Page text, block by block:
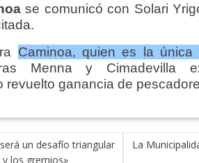
se comunicó con Solari
Caminoa, quien es la
Menna y Cimadevilla
revuelto ganancia de
un desafío triangular
los gremios»
La